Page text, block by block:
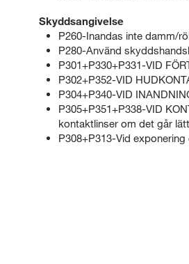
Skyddsangivelse
P260-Inandas inte damm/
P280-Använd
P301+P330+P331-VID
P302+P352-VID
P304+P340-VID
P305+P351+P338-VID
kontaktlinser om det går
P308+P313-Vid